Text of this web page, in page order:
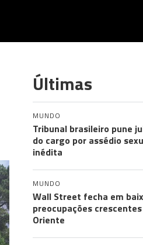
Últimas
MUNDO
Tribunal brasileiro pune
do cargo por assédio
inédita
MUNDO
Wall Street fecha em
preocupações
Oriente